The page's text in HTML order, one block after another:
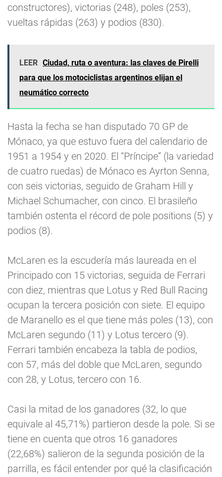
constructores), victorias (248), poles (253),
vueltas rápidas (263) y podios (830).
LEER Ciudad, ruta o aventura: las claves de Pirelli
para que los motociclistas argentinos elijan el
neumático correcto
Hasta la fecha se han disputado 70 GP de
Mónaco, ya que estuvo fuera del calendario de
1951 a 1954 y en 2020. El “Príncipe” (la variedad
de cuatro ruedas) de Mónaco es Ayrton Senna,
con seis victorias, seguido de Graham Hill y
Michael Schumacher, con cinco. El brasileño
también ostenta el récord de pole positions (5) y
podios (8).
McLaren es la escudería más laureada en el
Principado con 15 victorias, seguida de Ferrari
con diez, mientras que Lotus y Red Bull Racing
ocupan la tercera posición con siete. El equipo
de Maranello es el que tiene más poles (13), con
McLaren segundo (11) y Lotus tercero (9).
Ferrari también encabeza la tabla de podios,
con 57, más del doble que McLaren, segundo
con 28, y Lotus, tercero con 16.
Casi la mitad de los ganadores (32, lo que
equivale al 45,71%) partieron desde la pole. Si se
tiene en cuenta que otros 16 ganadores
(22,68%) salieron de la segunda posición de la
parrilla, es fácil entender por qué la clasificación